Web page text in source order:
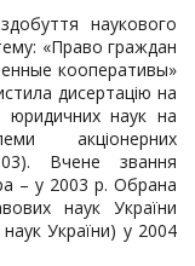
наукового
«Право граждан
кооперативы»
дисертацію на
юридичних наук на
акціонерних
Вчене звання
– у 2003 р. Обрана
наук України
України) у 2004